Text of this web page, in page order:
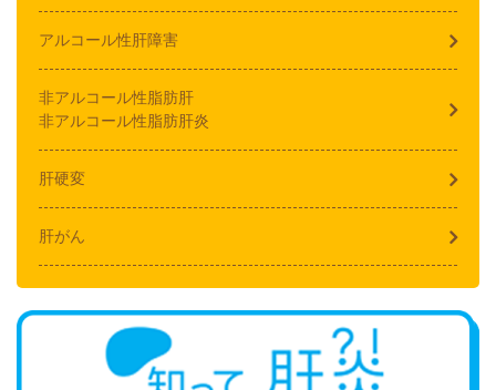
アルコール性肝障害
非アルコール性脂肪肝
非アルコール性脂肪肝炎
肝硬変
肝がん